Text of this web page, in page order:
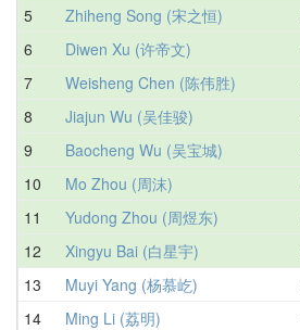
5 Zhiheng Song (宋之恒)
6 Diwen Xu (许帝文)
7 Weisheng Chen (陈伟胜)
8 Jiajun Wu (吴佳骏)
9 Baocheng Wu (吴宝城)
10 Mo Zhou (周沫)
11 Yudong Zhou (周煜东)
12 Xingyu Bai (白星宇)
13 Muyi Yang (杨慕屹)
14 Ming Li (荔明)